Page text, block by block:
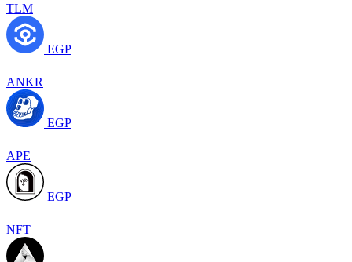
TLM
EGP
ANKR
EGP
APE
EGP
NFT